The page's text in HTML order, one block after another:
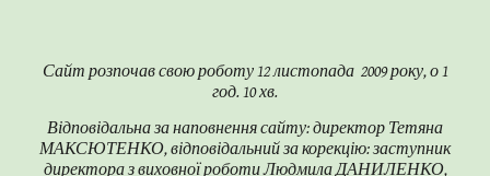
Сайт розпочав свою роботу 12 листопада 2009 року, о 1
год. 10 хв.
Відповідальна за наповнення сайту: директор Тетяна
МАКСЮТЕНКО, відповідальний за корекцію: заступник
директора з виховної роботи Людмила ДАНИЛЕНКО,